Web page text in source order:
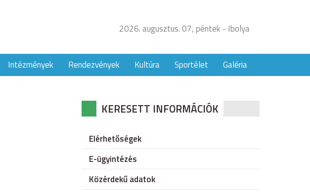
2026. augusztus. 07, péntek - Ibolya
Intézmények Rendezvények Kultúra Sportélet Galéria
KERESETT INFORMÁCIÓK
Elérhetőségek
E-ügyintézés
Közérdekű adatok